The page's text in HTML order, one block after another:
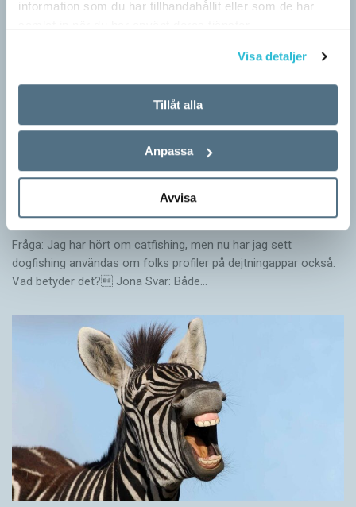
information som du har tillhandahållit eller som de har
Visa detaljer
Tillåt alla
Anpassa
Avvisa
Hundfiskare vill få någon på kroken
Fråga: Jag har hört om catfishing, men nu har jag sett
dogfishing användas om folks profiler på dejtningappar också.
Vad betyder det? Jona Svar: Både…